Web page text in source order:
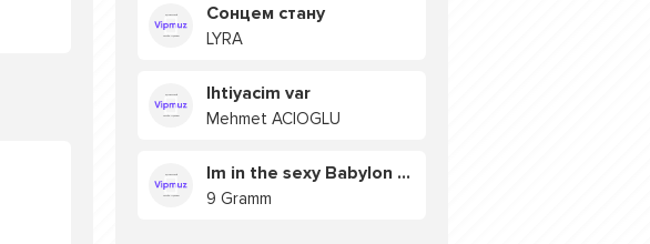
Сонцем стану
LYRA
Ihtiyacim var
Mehmet ACIOGLU
Im in the sexy Babylon БУЯ
9 Gramm